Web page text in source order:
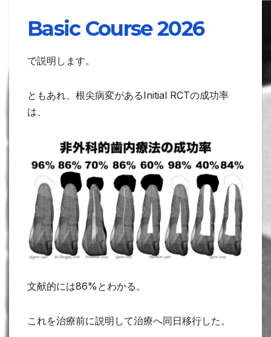
Basic Course 2026
で説明します。
ともあれ、根尖病変があるInitial RCTの成功率
は、
文献的には86%とわかる。
これを治療前に説明して治療へ同日移行した。